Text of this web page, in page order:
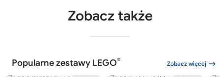
Zobacz także
Popularne zestawy LEGO® Zobacz więcej